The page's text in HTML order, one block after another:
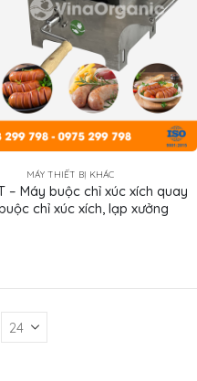
MÁY THIẾT BỊ KHÁC
– Máy buộc chỉ xúc xích quay
chỉ xúc xích, lạp xưởng